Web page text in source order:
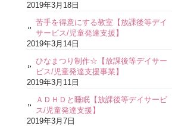
2019年3月18日
苦手を得意にする教室【放課後等デイ
サービス/児童発達支援】
2019年3月14日
ひなまつり制作☆【放課後等デイサー
ビス/児童発達支援事業】
2019年3月11日
ＡＤＨＤと睡眠【放課後等デイサービ
ス/児童発達支援】
2019年3月7日